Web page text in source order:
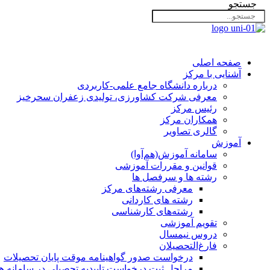
جستجو
صفحه اصلی
آشنایی با مرکز
درباره دانشگاه جامع علمی-کاربردی
معرفی شرکت کشاورزی، تولیدی زعفران سحرخیز
رئیس مرکز
همکاران مرکز
گالری تصاویر
آموزش
سامانه آموزش(هم‌آوا)
قوانین و مقررات آموزشی
رشته ها و سرفصل ها
معرفی رشته‌های مرکز
رشته های کاردانی
رشته‌های کارشناسی
تقویم آموزشی
دروس نیمسال
فارغ‌التحصیلان
درخواست صدور گواهینامه موقت پایان تحصیلات